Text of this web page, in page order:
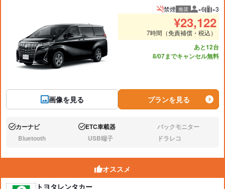
画像を見る
禁煙 推奨 推奨人数
×6 推奨
×3
¥23,122
7時間（免責補償・税込）
あと12台
8/07までキャンセル無料
プランを見る
あり:カーナビ あり:ETC車載器 なし:バックモニター
なし:Bluetooth なし:USB端子 なし:ドラレコ
オススメ
トヨタレンタカー